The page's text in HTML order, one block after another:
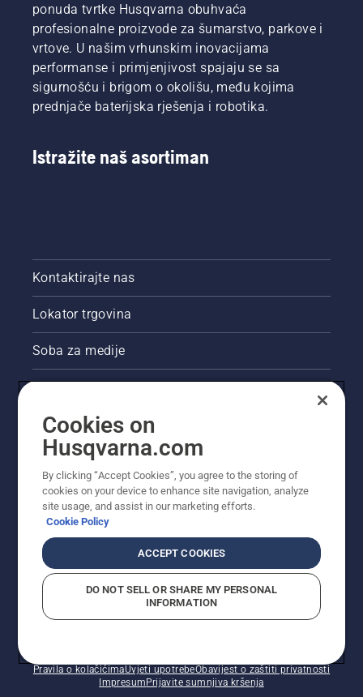
ponuda tvrtke Husqvarna obuhvaća
profesionalne proizvode za šumarstvo, parkove i
vrtove. U našim vrhunskim inovacijama
performanse i primjenjivost spajaju se sa
sigurnošću i brigom o okolišu, među kojima
prednjače baterijska rješenja i robotika.
Istražite naš asortiman
Kontaktirajte nas
Lokator trgovina
Soba za medije
Akcije
Pravne informacije o proizvodu
Ostale stranice tvrtke Husqvarna
Pravila o kolačićimaUvjeti upotrebeObavijest o zaštiti privatnosti
ImpresumPrijavite sumnjiva kršenja
Cookies on
Husqvarna.com
By clicking “Accept Cookies”, you agree to the storing of
cookies on your device to enhance site navigation, analyze
site usage, and assist in our marketing efforts.
Cookie Policy
ACCEPT COOKIES
DO NOT SELL OR SHARE MY PERSONAL
INFORMATION